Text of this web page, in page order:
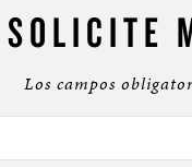
SOLICITE
Los campos